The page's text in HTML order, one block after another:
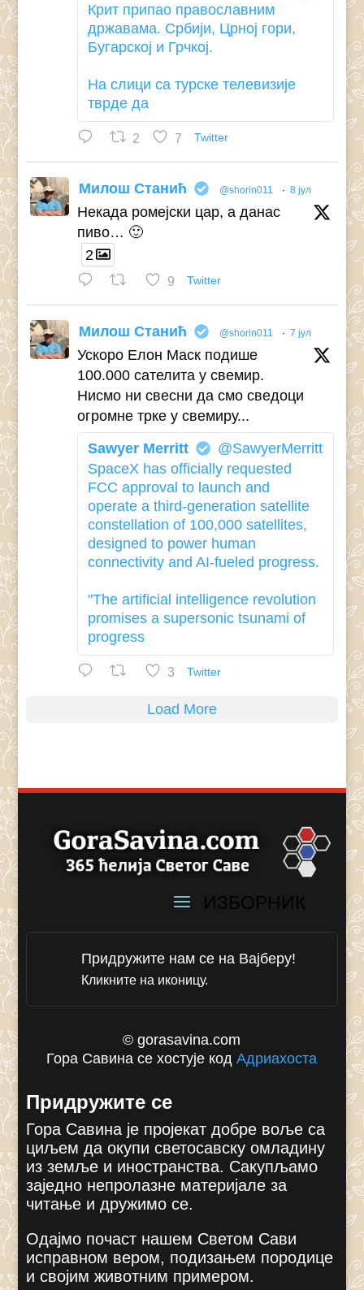
Крит припао православним
државама. Србији, Црној гори,
Бугарској и Грчкој.
На слици са турске телевизије
тврде да
2 7 Twitter
Милош Станић @shorin011 · 8 јул
Некада ромејски цар, а данас
пиво… 🙂
2
9 Twitter
Милош Станић @shorin011 · 7 јул
Ускоро Елон Маск подише
100.000 сателита у свемир.
Нисмо ни свесни да смо сведоци
огромне трке у свемиру...
Sawyer Merritt
@SawyerMerritt
SpaceX has officially requested
FCC approval to launch and
operate a third-generation satellite
constellation of 100,000 satellites,
designed to power human
connectivity and AI-fueled progress.
"The artificial intelligence revolution
promises a supersonic tsunami of
progress
3 Twitter
Load More
Придружите нам се на Вајберу!
Кликните на иконицу.
© gorasavina.com
Гора Савина се хостује кодАдриахоста
Придружите се
Гора Савина је пројекат добре воље са
циљем да окупи светосавску омладину
из земље и иностранства. Сакупљамо
заједно непролазне материјале за
читање и дружимо се.
Одајмо почаст нашем Светом Сави
исправном вером, подизањем породице
и својим животним примером.